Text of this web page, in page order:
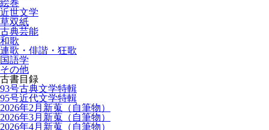
絵巻
近世文学
草双紙
古典芸能
和歌
連歌・俳諧・狂歌
国語学
その他
古書目録
93号古典文学特輯
95号近代文学特輯
2026年2月新蒐（自筆物）
2026年3月新蒐（自筆物）
2026年4月新蒐（自筆物）